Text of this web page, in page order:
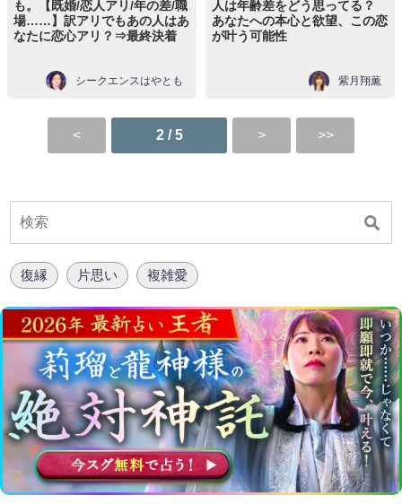
も。【既婚/恋人アリ/年の差/職
場……】訳アリでもあの人はあ
なたに恋心アリ？⇒最終決着
シークエンスはやとも
人は年齢差をどう思ってる？
あなたへの本心と欲望、この恋
が叶う可能性
紫月翔薫
2 / 5
復縁 片思い 複雑愛